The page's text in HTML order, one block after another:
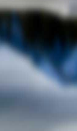
du
Canada